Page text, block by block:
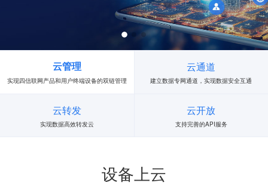
云管理
实现四信联网产品和用户终端设备的双链管理
云通道
建立数据专网通道，实现数据安全互通
云转发
实现数据高效转发云
云开放
支持完善的API服务
设备上云